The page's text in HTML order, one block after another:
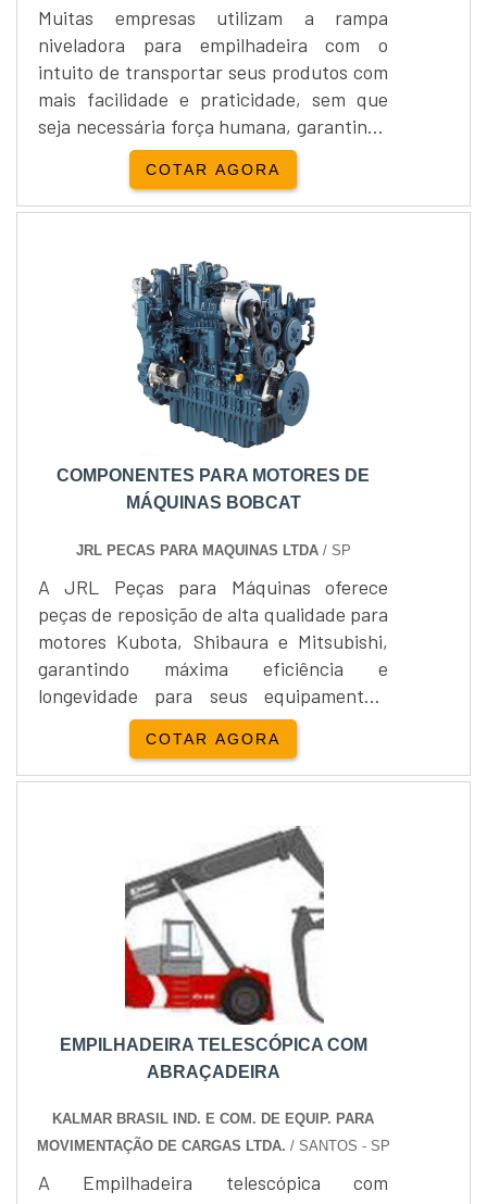
Muitas empresas utilizam a rampa
niveladora para empilhadeira com o
intuito de transportar seus produtos com
mais facilidade e praticidade, sem que
seja necessária força humana, garantindo
assim mais segurança nos processos e
para os colaboradores. O produto
consiste em uma estrutura plana na qual
doca e a outra possui uma pestana móvel
ou fixa para o acesso ao
veículo. Especificações técnicas do
COTAR AGORA
COMPONENTES PARA MOTORES DE
MÁQUINAS BOBCAT
JRL PECAS PARA MAQUINAS LTDA/ SP
A JRL Peças para Máquinas oferece
peças de reposição de alta qualidade para
motores Kubota, Shibaura e Mitsubishi,
garantindo máxima eficiência e
longevidade para seus equipamentos.
Com peças como cabeçotes, pistões,
bielas e bombas injetoras, atende a
diversos modelos populares, como D722,
projetadas para suportar condições
severas, oferecer potência, economia de
combustível e reduzir emissões.
Garantimos desempenho otimizado e
durabilidade, proporcionando o melhor
para seus motores.
COTAR AGORA
EMPILHADEIRA TELESCÓPICA COM
ABRAÇADEIRA
KALMAR BRASIL IND. E COM. DE EQUIP. PARA
MOVIMENTAÇÃO DE CARGAS LTDA. / SANTOS - SP
A Empilhadeira telescópica com